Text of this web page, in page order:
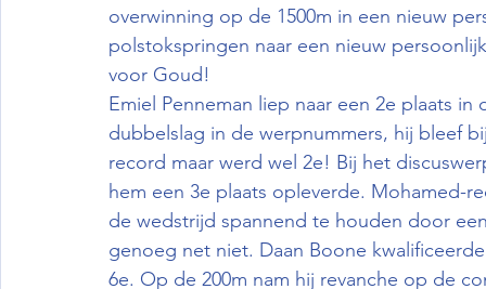
overwinning op de 1500m in een nieuw
polstokspringen naar een nieuw
voor Goud!
Emiel Penneman liep naar een 2e plaats
dubbelslag in de werpnummers, hij bleef
record maar werd wel 2e! Bij het
hem een 3e plaats opleverde. Mohamed-
de wedstrijd spannend te houden door
genoeg net niet. Daan Boone
6e. Op de 200m nam hij revanche op de